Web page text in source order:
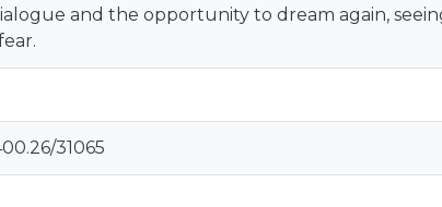
and the opportunity to dream again,
31065